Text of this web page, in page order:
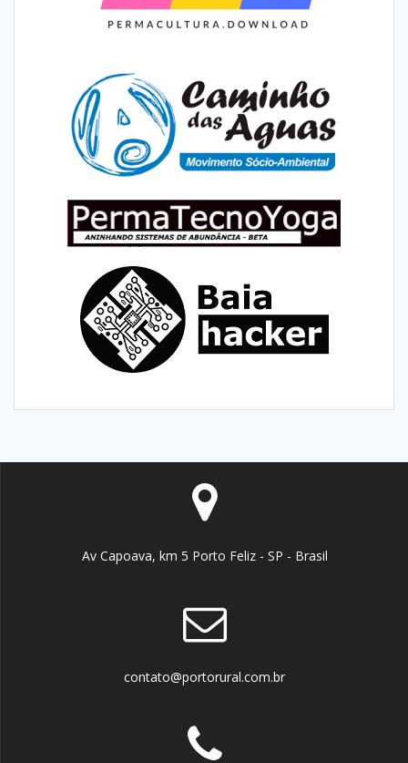
Av Capoava, km 5 Porto Feliz - SP - Brasil
contato@portorural.com.br